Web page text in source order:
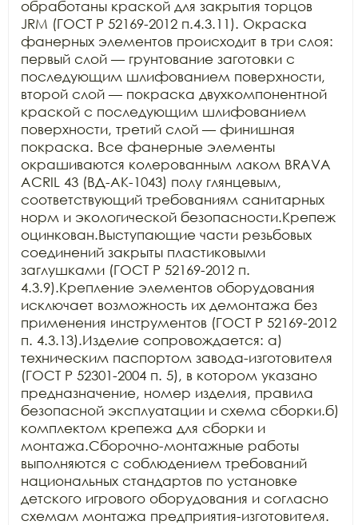
обработаны краской для закрытия торцов
JRM (ГОСТ Р 52169-2012 п.4.3.11). Окраска
фанерных элементов происходит в три слоя:
первый слой — грунтование заготовки с
последующим шлифованием поверхности,
второй слой — покраска двухкомпонентной
краской с последующим шлифованием
поверхности, третий слой — финишная
покраска. Все фанерные элементы
окрашиваются колерованным лаком BRAVA
ACRIL 43 (ВД-АК-1043) полу глянцевым,
соответствующий требованиям санитарных
норм и экологической безопасности.Крепеж
оцинкован.Выступающие части резьбовых
соединений закрыты пластиковыми
заглушками (ГОСТ Р 52169-2012 п.
4.3.9).Крепление элементов оборудования
исключает возможность их демонтажа без
применения инструментов (ГОСТ Р 52169-2012
п. 4.3.13).Изделие сопровождается: а)
техническим паспортом завода-изготовителя
(ГОСТ Р 52301-2004 п. 5), в котором указано
предназначение, номер изделия, правила
безопасной эксплуатации и схема сборки.б)
комплектом крепежа для сборки и
монтажа.Сборочно-монтажные работы
выполняются с соблюдением требований
национальных стандартов по установке
детского игрового оборудования и согласно
схемам монтажа предприятия-изготовителя.